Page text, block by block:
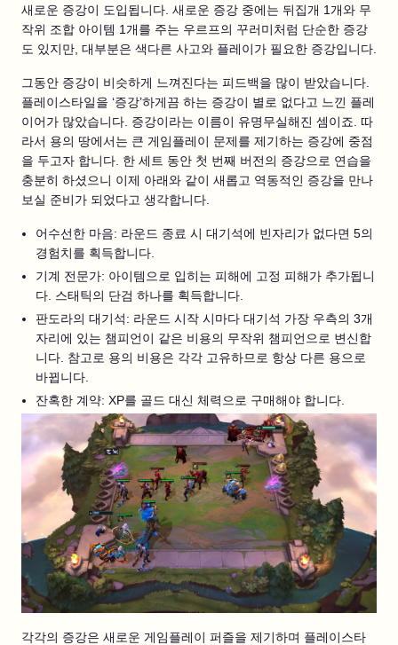
새로운 증강이 도입됩니다. 새로운 증강 중에는 뒤집개 1개와 무
작위 조합 아이템 1개를 주는 우르프의 꾸러미처럼 단순한 증강
도 있지만, 대부분은 색다른 사고와 플레이가 필요한 증강입니다.
그동안 증강이 비슷하게 느껴진다는 피드백을 많이 받았습니다.
플레이스타일을 ‘증강’하게끔 하는 증강이 별로 없다고 느낀 플레
이어가 많았습니다. 증강이라는 이름이 유명무실해진 셈이죠. 따
라서 용의 땅에서는 큰 게임플레이 문제를 제기하는 증강에 중점
을 두고자 합니다. 한 세트 동안 첫 번째 버전의 증강으로 연습을
충분히 하셨으니 이제 아래와 같이 새롭고 역동적인 증강을 만나
보실 준비가 되었다고 생각합니다.
어수선한 마음: 라운드 종료 시 대기석에 빈자리가 없다면 5의
경험치를 획득합니다.
기계 전문가: 아이템으로 입히는 피해에 고정 피해가 추가됩니
다. 스태틱의 단검 하나를 획득합니다.
판도라의 대기석: 라운드 시작 시마다 대기석 가장 우측의 3개
자리에 있는 챔피언이 같은 비용의 무작위 챔피언으로 변신합
니다. 참고로 용의 비용은 각각 고유하므로 항상 다른 용으로
바뀝니다.
잔혹한 계약: XP를 골드 대신 체력으로 구매해야 합니다.
각각의 증강은 새로운 게임플레이 퍼즐을 제기하며 플레이스타